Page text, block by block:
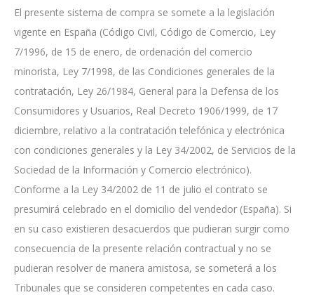
El presente sistema de compra se somete a la legislación
vigente en España (Código Civil, Código de Comercio, Ley
7/1996, de 15 de enero, de ordenación del comercio
minorista, Ley 7/1998, de las Condiciones generales de la
contratación, Ley 26/1984, General para la Defensa de los
Consumidores y Usuarios, Real Decreto 1906/1999, de 17
diciembre, relativo a la contratación telefónica y electrónica
con condiciones generales y la Ley 34/2002, de Servicios de la
Sociedad de la Información y Comercio electrónico).
Conforme a la Ley 34/2002 de 11 de julio el contrato se
presumirá celebrado en el domicilio del vendedor (España). Si
en su caso existieren desacuerdos que pudieran surgir como
consecuencia de la presente relación contractual y no se
pudieran resolver de manera amistosa, se someterá a los
Tribunales que se consideren competentes en cada caso.